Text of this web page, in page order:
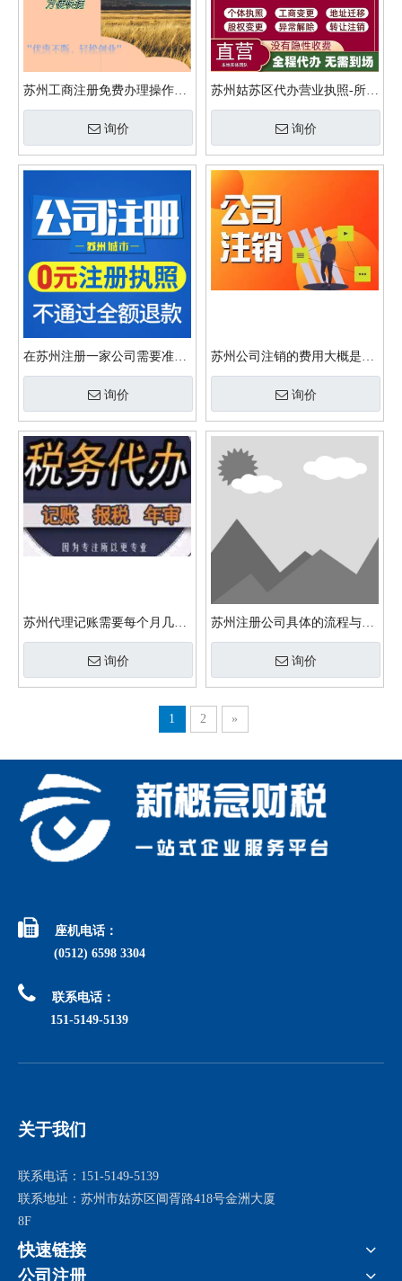
苏州工商注册免费办理操作流
程和代办营业执照手续？
询价
苏州姑苏区代办营业执照-所需
的材料-详细材料？
询价
在苏州注册一家公司需要准备
哪些材料呢？
询价
苏州公司注销的费用大概是多
少钱？
询价
苏州代理记账需要每个月几号
申报完成？
询价
苏州注册公司具体的流程与资
料是什么？
询价
1 2 »

座机电话：
(0512) 6598 3304

联系电话：
151-5149-5139
关于我们
联系电话：151-5149-5139
联系地址：苏州市姑苏区阊胥路418号金洲大厦
8F
快速链接
公司注册